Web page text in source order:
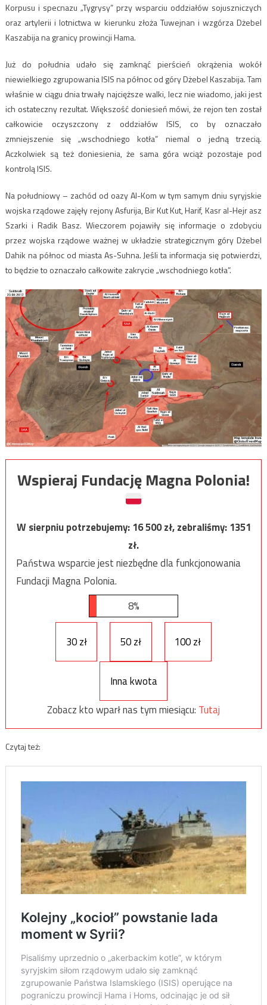
Korpusu i specnazu „Tygrysy” przy wsparciu oddziałów sojuszniczych
oraz artylerii i lotnictwa w kierunku złoża Tuwejnan i wzgórza Dżebel
Kaszabija na granicy prowincji Hama.
Już do południa udało się zamknąć pierścień okrążenia wokół
niewielkiego zgrupowania ISIS na północ od góry Dżebel Kaszabija. Tam
właśnie w ciągu dnia trwały najcięższe walki, lecz nie wiadomo, jaki jest
ich ostateczny rezultat. Większość doniesień mówi, że rejon ten został
całkowicie oczyszczony z oddziałów ISIS, co by oznaczało
zmniejszenie się „wschodniego kotła” niemal o jedną trzecią.
Aczkolwiek są też doniesienia, że sama góra wciąż pozostaje pod
kontrolą ISIS.
Na południowy – zachód od oazy Al-Kom w tym samym dniu syryjskie
wojska rządowe zajęły rejony Asfurija, Bir Kut Kut, Harif, Kasr al-Hejr asz
Szarki i Radik Basz. Wieczorem pojawiły się informacje o zdobyciu
przez wojska rządowe ważnej w układzie strategicznym góry Dżebel
Dahik na północ od miasta As-Suhna. Jeśli ta informacja się potwierdzi,
to będzie to oznaczało całkowite zakrycie „wschodniego kotła”.
Wspieraj Fundację Magna Polonia!
W sierpniu potrzebujemy:16 500zł, zebraliśmy:1351
zł.
Państwa wsparcie jest niezbędne dla funkcjonowania
Fundacji Magna Polonia.
8%
30 zł 50 zł 100 zł
Inna kwota
Zobacz kto wparł nas tym miesiącu: Tutaj
Czytaj też: